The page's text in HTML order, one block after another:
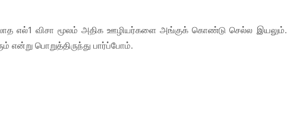
எல்1 விசா மூலம் அதிக ஊழியர்களை அங்குக் கொண்டு செல்ல இயலும்.
பொறுத்திருந்து பார்ப்போம்.